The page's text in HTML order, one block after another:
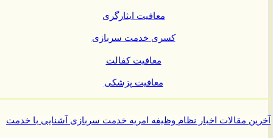
معافیت ایثارگری
کسری خدمت سربازی
معافیت کفالت
معافیت پزشکی
مقالاتاخبار نظام وظیفهامریهخدمت سربازیآشنایی با خدمت